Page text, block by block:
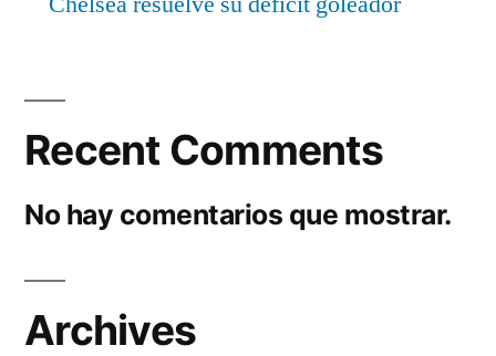
Recent Comments
No hay comentarios que mostrar.
Archives